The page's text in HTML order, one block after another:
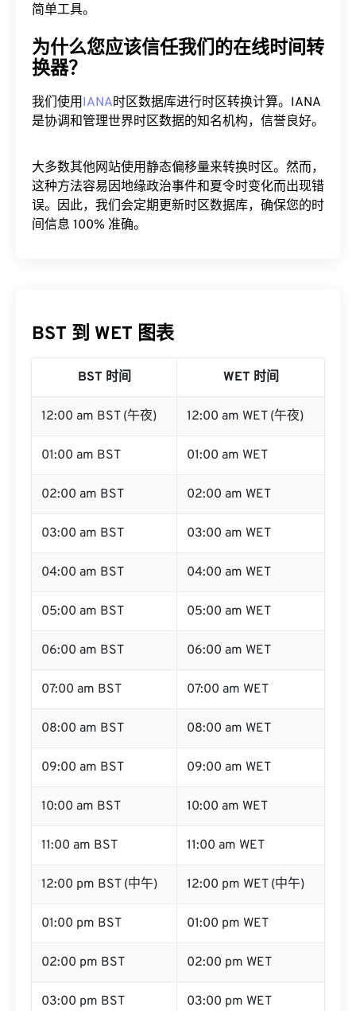
简单工具。
为什么您应该信任我们的在线时间转
换器？
我们使用IANA时区数据库进行时区转换计算。IANA
是协调和管理世界时区数据的知名机构，信誉良好。
大多数其他网站使用静态偏移量来转换时区。然而，
这种方法容易因地缘政治事件和夏令时变化而出现错
误。因此，我们会定期更新时区数据库，确保您的时
间信息 100% 准确。
BST 到 WET 图表
BST 时间 WET 时间
12:00 am BST (午夜) 12:00 am WET (午夜)
01:00 am BST 01:00 am WET
02:00 am BST 02:00 am WET
03:00 am BST 03:00 am WET
04:00 am BST 04:00 am WET
05:00 am BST 05:00 am WET
06:00 am BST 06:00 am WET
07:00 am BST 07:00 am WET
08:00 am BST 08:00 am WET
09:00 am BST 09:00 am WET
10:00 am BST 10:00 am WET
11:00 am BST 11:00 am WET
12:00 pm BST (中午) 12:00 pm WET (中午)
01:00 pm BST 01:00 pm WET
02:00 pm BST 02:00 pm WET
03:00 pm BST 03:00 pm WET